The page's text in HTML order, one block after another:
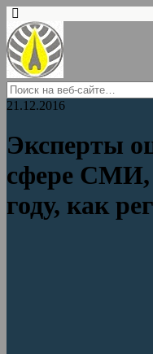
21.12.2016
Эксперты
сфере СМИ,
году, как